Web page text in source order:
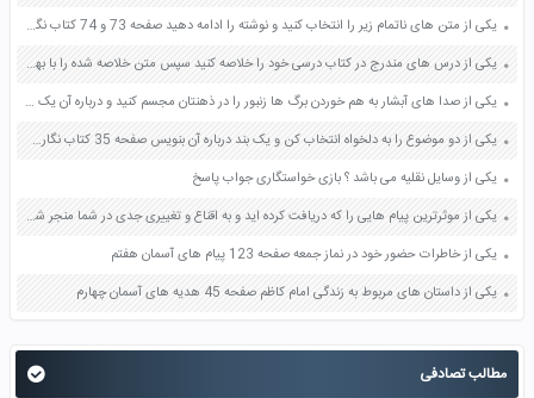
یکی از متن های ناتمام زیر را انتخاب کنید و نوشته را ادامه دهید صفحه 73 و 74 کتاب نگارش فارسی پنجم دبستان
یکی از درس های مندرج در کتاب درسی خود را خلاصه کنید سپس متن خلاصه شده را با بهره گیری از روش های دسته بندی نمودار جدول نقشه مفهومی نشان دهید صفحه 118 نگارش یازدهم
یکی از صدا های آبشار به هم خوردن برگ ها زنبور را در ذهنتان مجسم کنید و درباره آن یک بند بنویسید صفحه 11 نگارش پنجم
یکی از دو موضوع را به دلخواه انتخاب کن و یک بند درباره آن بنویس صفحه 35 کتاب نگارش فارسی سوم
یکی از وسایل نقلیه می باشد ؟ بازی خواستگاری جواب پاسخ
یکی از موثرترین پیام هایی را که دریافت کرده اید و به اقناع و تغییری جدی در شما منجر شده است برسی کنید و علت این تاثیر گذاری قابل توجه را بنویسید صفحه 52 تفکر و سواد رسانه ای دهم
یکی از خاطرات حضور خود در نماز جمعه صفحه 123 پیام های آسمان هفتم
یکی از داستان های مربوط به زندگی امام کاظم صفحه 45 هدیه های آسمان چهارم
مطالب تصادفی